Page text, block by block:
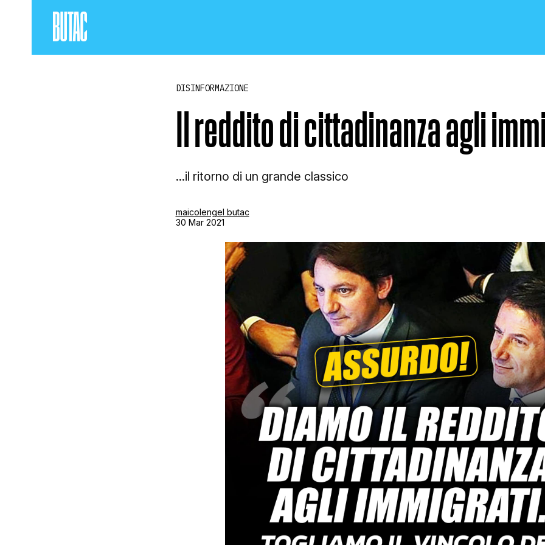
SALUTE E MEDICINA
STORIA E CITAZIONI
INTRATTENIMENTO
COMPLOTTI, LEGGENDE URBANE ED
EDITORIALI
TRUFFE E SOCIAL NETWORK
CLIMA ED ENERGIA
DISINFORMAZIONE
Il reddito di cittadinanza agli
...il ritorno di un grande classico
maicolengel butac
30 Mar 2021